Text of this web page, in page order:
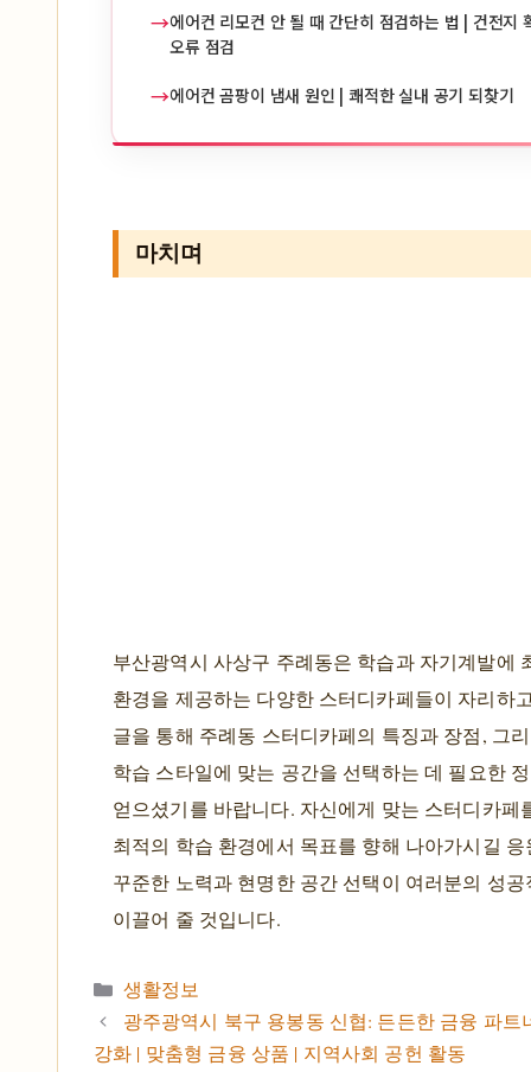
→에어컨 리모컨 안 될 때 간단히 점검하는 법 | 건전지
오류 점검
→에어컨 곰팡이 냄새 원인 | 쾌적한 실내 공기 되찾기
마치며
부산광역시 사상구 주례동은 학습과 자기계발에
환경을 제공하는 다양한 스터디카페들이 자리하
글을 통해 주례동 스터디카페의 특징과 장점, 그
학습 스타일에 맞는 공간을 선택하는 데 필요한
얻으셨기를 바랍니다. 자신에게 맞는 스터디카페
최적의 학습 환경에서 목표를 향해 나아가시길
꾸준한 노력과 현명한 공간 선택이 여러분의 성
이끌어 줄 것입니다.
카테고리
생활정보
광주광역시 북구 용봉동 신협: 든든한 금융 파트
강화 | 맞춤형 금융 상품 | 지역사회 공헌 활동